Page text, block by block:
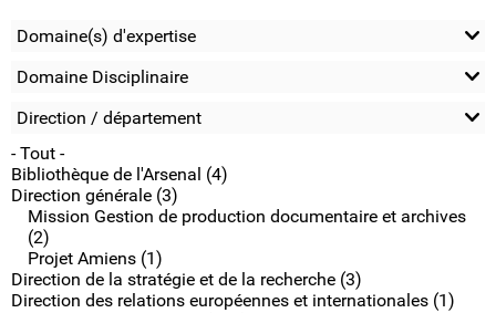
Domaine(s) d'expertise
Domaine Disciplinaire
Direction / département
- Tout -
Bibliothèque de l'Arsenal (4)
Direction générale (3)
Mission Gestion de production documentaire et archives
(2)
Projet Amiens (1)
Direction de la stratégie et de la recherche (3)
Direction des relations européennes et internationales (1)